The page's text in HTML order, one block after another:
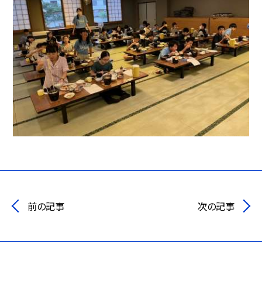
前の記事 次の記事